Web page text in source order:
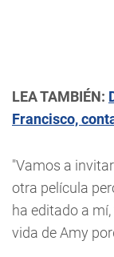
LEA TAMBIÉN:
Francisco,
"Vamos a
otra película
ha editado a
vida de Amy